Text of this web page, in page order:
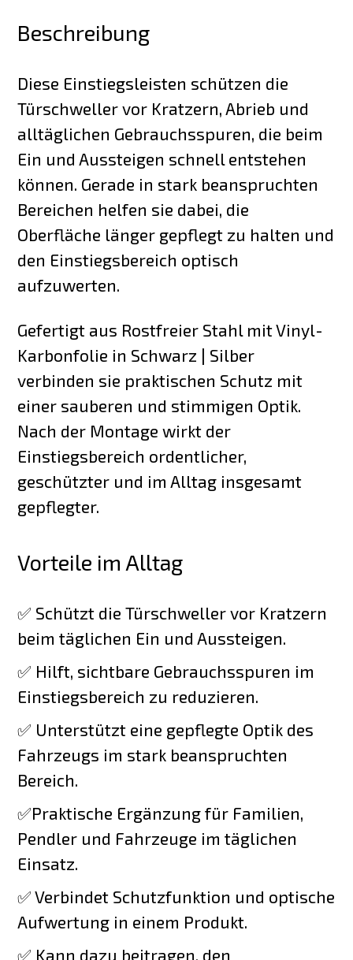
Beschreibung
Diese Einstiegsleisten schützen die
Türschweller vor Kratzern, Abrieb und
alltäglichen Gebrauchsspuren, die beim
Ein und Aussteigen schnell entstehen
können. Gerade in stark beanspruchten
Bereichen helfen sie dabei, die
Oberfläche länger gepflegt zu halten und
den Einstiegsbereich optisch
aufzuwerten.
Gefertigt aus Rostfreier Stahl mit Vinyl-
Karbonfolie in Schwarz | Silber
verbinden sie praktischen Schutz mit
einer sauberen und stimmigen Optik.
Nach der Montage wirkt der
Einstiegsbereich ordentlicher,
geschützter und im Alltag insgesamt
gepflegter.
Vorteile im Alltag
✅ Schützt die Türschweller vor Kratzern
beim täglichen Ein und Aussteigen.
✅ Hilft, sichtbare Gebrauchsspuren im
Einstiegsbereich zu reduzieren.
✅ Unterstützt eine gepflegte Optik des
Fahrzeugs im stark beanspruchten
Bereich.
✅Praktische Ergänzung für Familien,
Pendler und Fahrzeuge im täglichen
Einsatz.
✅ Verbindet Schutzfunktion und optische
Aufwertung in einem Produkt.
✅ Kann dazu beitragen, den